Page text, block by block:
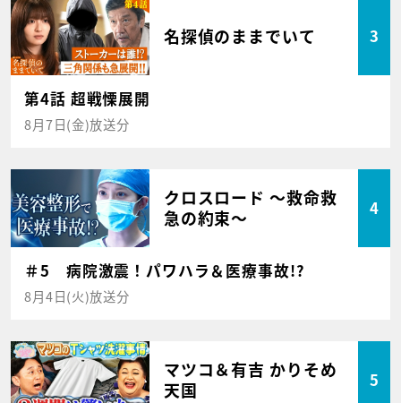
名探偵のままでいて 3
第4話 超戦慄展開
8月7日(金)放送分
クロスロード ～救命救
急の約束～
4
＃5 病院激震！パワハラ＆医療事故!?
8月4日(火)放送分
マツコ＆有吉 かりそめ
天国
5